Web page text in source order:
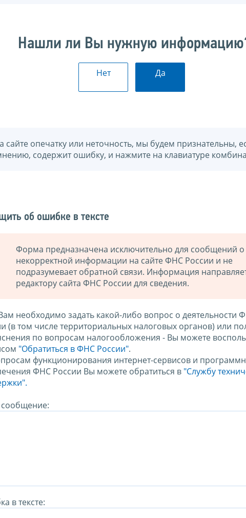
Нашли ли Вы нужную
Нет Да
сайте опечатку или неточность, мы будем признательны,
содержит ошибку, и нажмите на клавиатуре
об ошибке в тексте
Форма предназначена исключительно для сообщений о
некорректной информации на сайте ФНС России и не
подразумевает обратной связи. Информация
редактору сайта ФНС России для сведения.
необходимо задать какой-либо вопрос о деятельности
(в том числе территориальных налоговых органов) или
по вопросам налогообложения - Вы можете
"Обратиться в ФНС России".
функционирования интернет-сервисов и
ФНС России Вы можете обратиться в "Службу
в тексте: